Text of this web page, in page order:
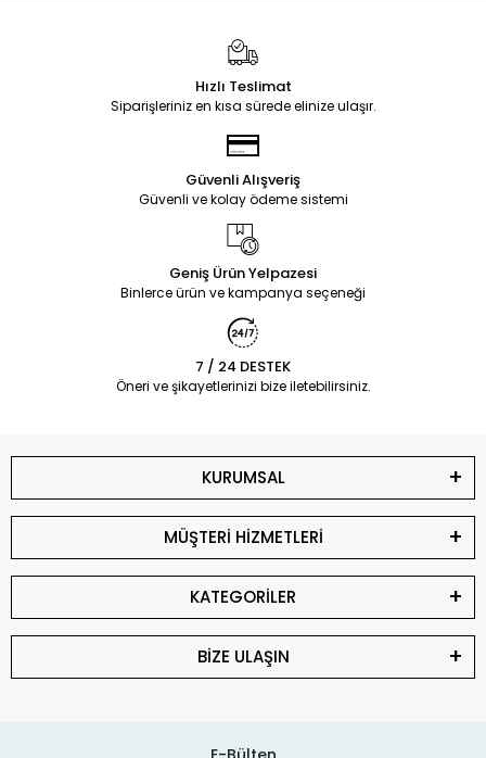
Hızlı Teslimat
Siparişleriniz en kısa sürede elinize ulaşır.
Güvenli Alışveriş
Güvenli ve kolay ödeme sistemi
Geniş Ürün Yelpazesi
Binlerce ürün ve kampanya seçeneği
7 / 24 DESTEK
Öneri ve şikayetlerinizi bize iletebilirsiniz.
KURUMSAL
MÜŞTERİ HİZMETLERİ
KATEGORİLER
BİZE ULAŞIN